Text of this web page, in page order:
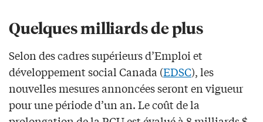
Quelques milliards de plus
Selon des cadres supérieurs d’Emploi et
développement social Canada (EDSC), les
nouvelles mesures annoncées seront en vigueur
pour une période d’un an. Le coût de la